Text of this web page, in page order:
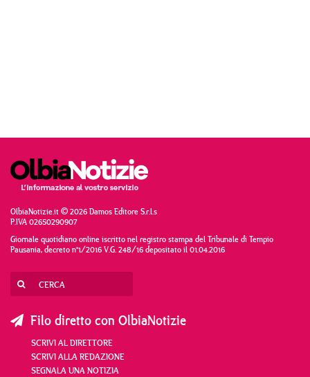
OlbiaNotizie.it © 2026 Damos Editore S.r.l.s
P.IVA 02650290907
Giornale quotidiano online iscritto nel registro stampa del Tribunale di Tempio
Pausania, decreto n°1/2016 V.G. 248/16 depositato il 01.04.2016
Filo diretto con OlbiaNotizie
SCRIVI AL DIRETTORE
SCRIVI ALLA REDAZIONE
SEGNALA UNA NOTIZIA